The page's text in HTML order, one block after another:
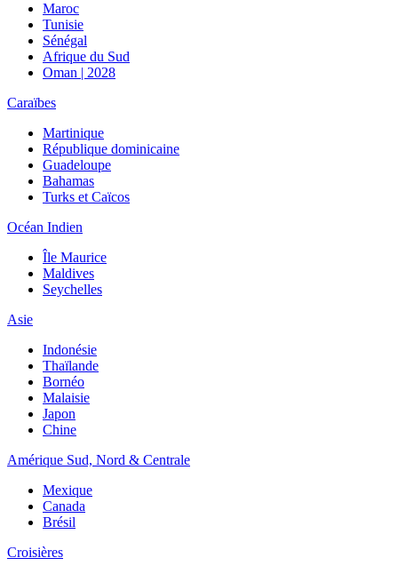
Maroc
Tunisie
Sénégal
Afrique du Sud
Oman | 2028
Caraïbes
Martinique
République dominicaine
Guadeloupe
Bahamas
Turks et Caïcos
Océan Indien
Île Maurice
Maldives
Seychelles
Asie
Indonésie
Thaïlande
Bornéo
Malaisie
Japon
Chine
Amérique Sud, Nord & Centrale
Mexique
Canada
Brésil
Croisières